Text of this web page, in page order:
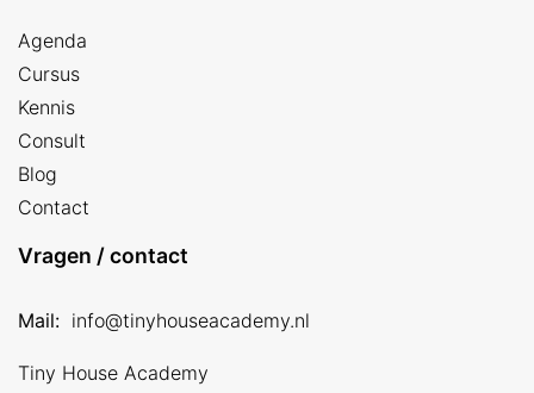
Agenda
Cursus
Kennis
Consult
Blog
Contact
Vragen / contact
Mail: info@tinyhouseacademy.nl
Tiny House Academy